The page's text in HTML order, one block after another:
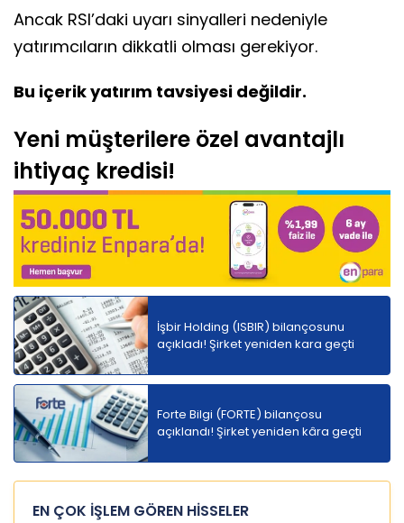
Ancak RSI’daki uyarı sinyalleri nedeniyle
yatırımcıların dikkatli olması gerekiyor.
Bu içerik yatırım tavsiyesi değildir.
Yeni müşterilere özel avantajlı
ihtiyaç kredisi!
İşbir Holding (ISBIR) bilançosunu
açıkladı! Şirket yeniden kara geçti
Forte Bilgi (FORTE) bilançosu
açıklandı! Şirket yeniden kâra geçti
EN ÇOK İŞLEM GÖREN HİSSELER